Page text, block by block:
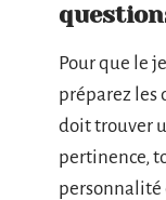
Pour que le
préparez les
doit trouver
pertinence,
personnalité